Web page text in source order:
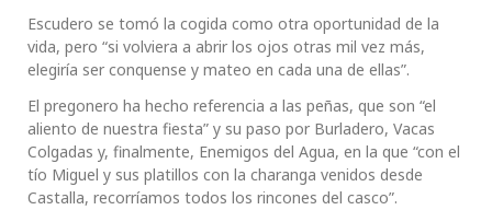
Escudero se tomó la cogida como otra oportunidad de la
vida, pero “si volviera a abrir los ojos otras mil vez más,
elegiría ser conquense y mateo en cada una de ellas”.
El pregonero ha hecho referencia a las peñas, que son “el
aliento de nuestra fiesta” y su paso por Burladero, Vacas
Colgadas y, finalmente, Enemigos del Agua, en la que “con el
tío Miguel y sus platillos con la charanga venidos desde
Castalla, recorríamos todos los rincones del casco”.